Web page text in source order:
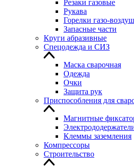
Резаки газовые
Рукава
Горелки газо-
Запасные части
Круги абразивные
Спецодежда и СИЗ
Маска сварочная
Одежда
Очки
Защита рук
Приспособления для
Магнитные
Клеммы заземления
Компрессоры
Строительство